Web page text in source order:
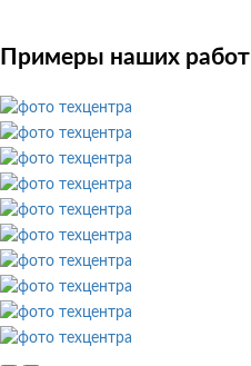
Примеры наших работ